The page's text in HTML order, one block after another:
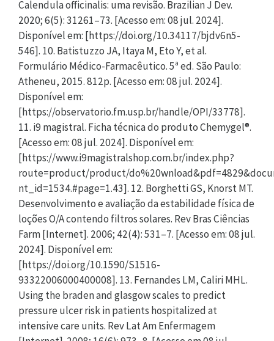
Calendula officinalis: uma revisão. Brazilian J Dev.
2020; 6(5): 31261–73. [Acesso em: 08 jul. 2024].
Disponível em: [https://doi.org/10.34117/bjdv6n5-
546]. 10. Batistuzzo JA, Itaya M, Eto Y, et al.
Formulário Médico-Farmacêutico. 5ª ed. São Paulo:
Atheneu, 2015. 812p. [Acesso em: 08 jul. 2024].
Disponível em:
[https://observatorio.fm.usp.br/handle/OPI/33778].
11. i9 magistral. Ficha técnica do produto Chemygel®.
[Acesso em: 08 jul. 2024]. Disponível em:
[https://www.i9magistralshop.com.br/index.php?
route=product/product/
nt_id=1534.#page=1.43]. 12. Borghetti GS, Knorst MT.
Desenvolvimento e avaliação da estabilidade física de
loções O/A contendo filtros solares. Rev Bras Ciências
Farm [Internet]. 2006; 42(4): 531–7. [Acesso em: 08 jul.
2024]. Disponível em:
[https://doi.org/10.1590/S1516-
93322006000400008]. 13. Fernandes LM, Caliri MHL.
Using the braden and glasgow scales to predict
pressure ulcer risk in patients hospitalized at
intensive care units. Rev Lat Am Enfermagem